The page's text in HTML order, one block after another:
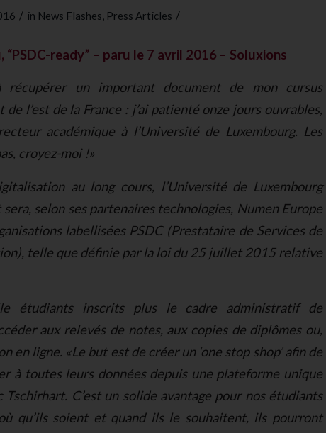
/ in News Flashes, Press Articles /
ready” – paru le 7 avril 2016 – Soluxions
récupérer un important document de mon cursus
l’est de la France : j’ai patienté onze jours ouvrables,
académique à l’Université de Luxembourg. Les
croyez-moi !»
au long cours, l’Université de Luxembourg
selon ses partenaires technologies, Numen Europe
labellisées PSDC (Prestataire de Services de
telle que définie par la loi du 25 juillet 2015 relative
étudiants inscrits plus le cadre administratif de
aux relevés de notes, aux copies de diplômes ou,
en ligne. «Le but est de créer un ‘one stop shop’ afin de
à toutes leurs données depuis une plateforme unique
C’est un solide avantage pour nos étudiants
qu’ils soient et quand ils le souhaitent, ils pourront